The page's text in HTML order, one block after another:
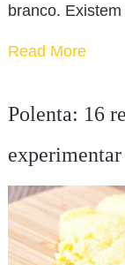
branco.
Read More
Polenta: 16
experimentar